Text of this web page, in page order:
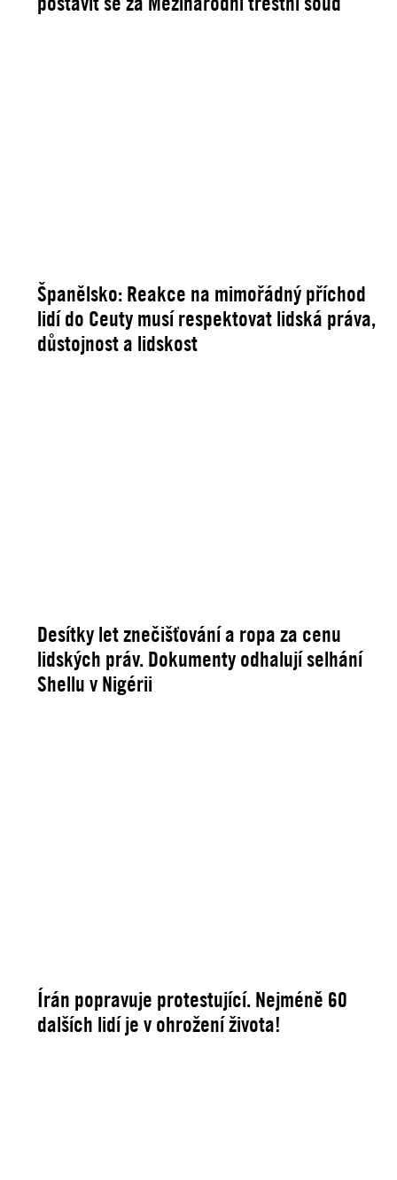
Španělsko: Reakce na mimořádný příchod
lidí do Ceuty musí respektovat lidská práva,
důstojnost a lidskost
Desítky let znečišťování a ropa za cenu
lidských práv. Dokumenty odhalují selhání
Shellu v Nigérii
Írán popravuje protestující. Nejméně 60
dalších lidí je v ohrožení života!